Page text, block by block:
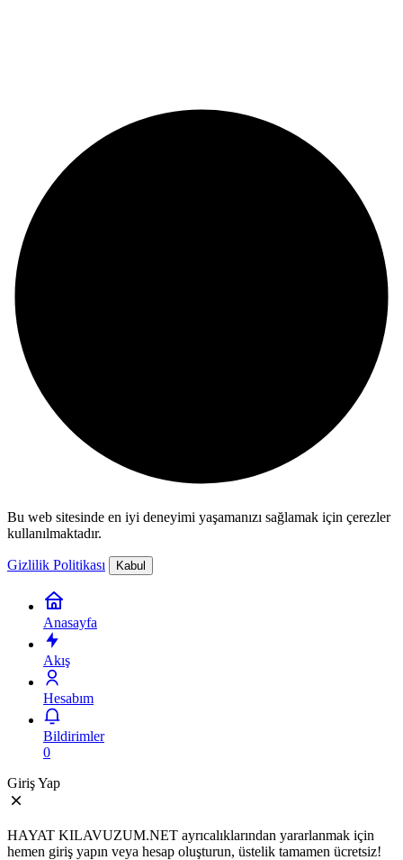
Bu web sitesinde en iyi deneyimi yaşamanızı sağlamak için çerezler
kullanılmaktadır.
Gizlilik Politikası Kabul
Anasayfa
Akış
Hesabım
Bildirimler
0
Giriş Yap
HAYAT KILAVUZUM.NET ayrıcalıklarından yararlanmak için
hemen giriş yapın veya hesap oluşturun, üstelik tamamen ücretsiz!